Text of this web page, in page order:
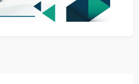
определить участки